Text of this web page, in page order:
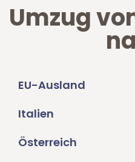
Umzug
EU-Ausland
Italien
Österreich